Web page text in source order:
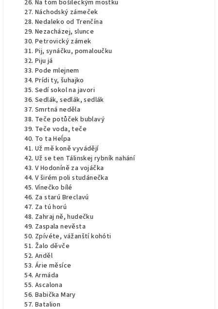
Na tom bošileckým mostku
Náchodský zámeček
Nedaleko od Trenčína
Nezacházej, slunce
Petrovický zámek
Pij, synáčku, pomaloučku
Piju já
Pode mlejnem
Prídi ty, šuhajko
Sedí sokol na javori
Sedlák, sedlák, sedlák
Smrtná neděla
Teče potůček bublavý
Teče voda, teče
To ta Heĺpa
Už mě koně vyvádějí
Už se ten Tálinskej rybník nahání
V Hodoníně za vojáčka
V širém poli studánečka
Vínečko bílé
Za starú Breclavú
Za tú horú
Zahraj ně, hudečku
Zaspala nevěsta
Zpívéte, vážanští kohóti
Žalo děvče
Anděl
Árie měsíce
Armáda
Ascalona
Babička Mary
Batalion